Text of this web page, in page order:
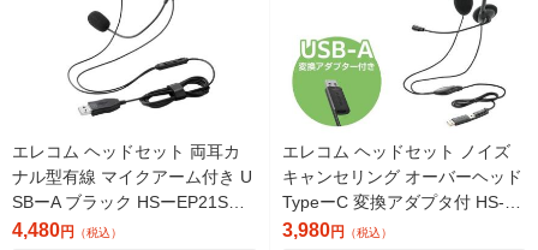
エレコム ヘッドセット 両耳カ
ナル型有線 マイクアーム付き U
SBーA ブラック HSーEP21SUB
K 1個
4,480円 （税込）
エレコム ヘッドセット ノイズ
キャンセリング オーバーヘッド
TypeーC 変換アダプタ付 HS-H
P13SCBK 1個
3,980円 （税込）